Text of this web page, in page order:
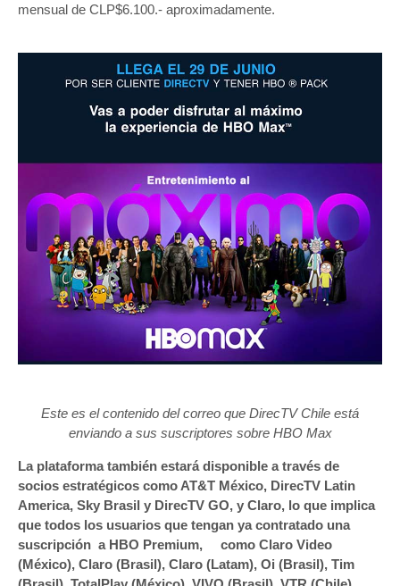
mensual de CLP$6.100.- aproximadamente.
Este es el contenido del correo que DirecTV Chile está
enviando a sus suscriptores sobre HBO Max
La plataforma también estará disponible a través de
socios estratégicos como AT&T México, DirecTV Latin
America, Sky Brasil y DirecTV GO, y Claro, lo que implica
que todos los usuarios que tengan ya contratado una
suscripción a HBO Premium, como Claro Video
(México), Claro (Brasil), Claro (Latam), Oi (Brasil), Tim